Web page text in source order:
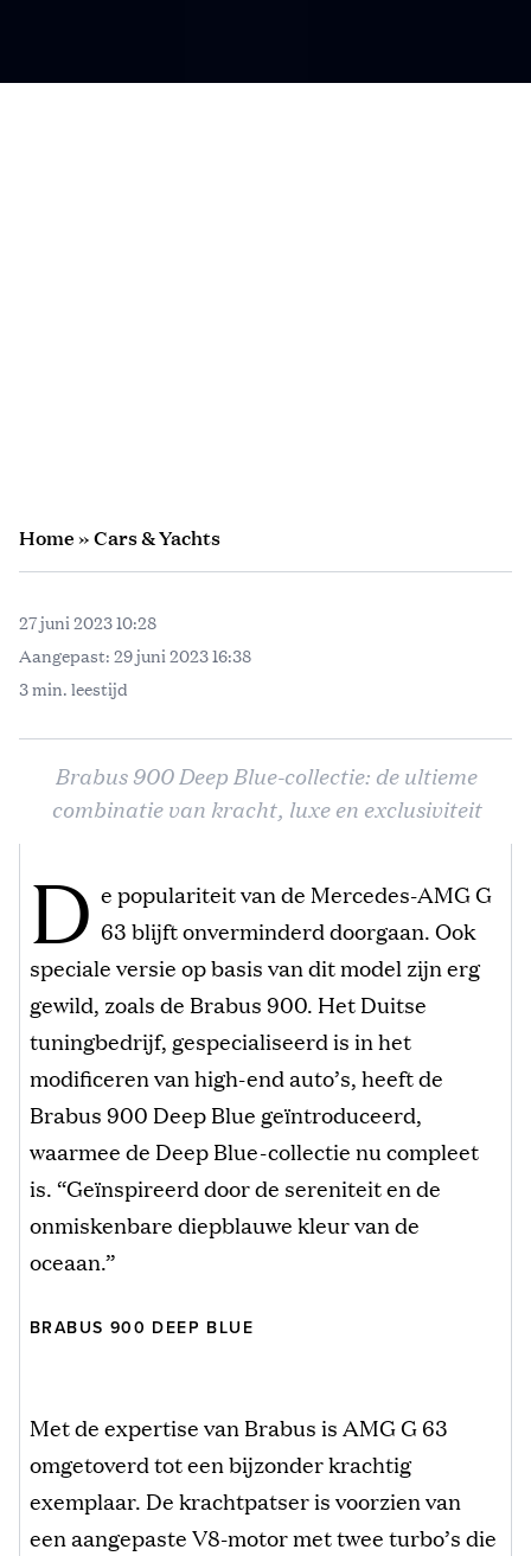
Home»Cars & Yachts
27 juni 2023 10:28
Aangepast: 29 juni 2023 16:38
3 min. leestijd
Brabus 900 Deep Blue-collectie: de ultieme
combinatie van kracht, luxe en exclusiviteit
D e populariteit van de Mercedes-AMG G
63 blijft onverminderd doorgaan. Ook
speciale versie op basis van dit model zijn erg
gewild, zoals de Brabus 900. Het Duitse
tuningbedrijf, gespecialiseerd is in het
modificeren van high-end auto’s, heeft de
Brabus 900 Deep Blue geïntroduceerd,
waarmee de Deep Blue-collectie nu compleet
is. “Geïnspireerd door de sereniteit en de
onmiskenbare diepblauwe kleur van de
oceaan.”
BRABUS 900 DEEP BLUE
Met de expertise van Brabus is AMG G 63
omgetoverd tot een bijzonder krachtig
exemplaar. De krachtpatser is voorzien van
een aangepaste V8-motor met twee turbo’s die